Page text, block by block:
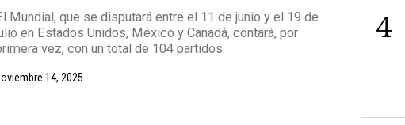
Mundial, que se disputará entre el 11 de junio y el 19 de
en Estados Unidos, México y Canadá, contará, por
vez, con un total de 104 partidos.
14, 2025
4